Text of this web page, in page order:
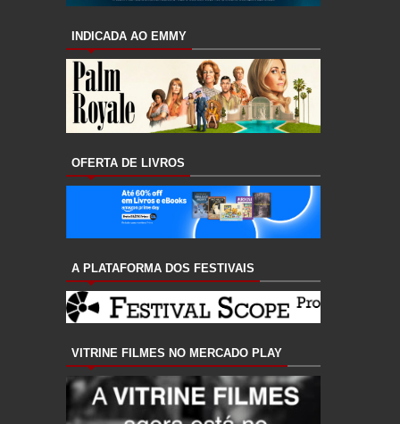
INDICADA AO EMMY
OFERTA DE LIVROS
A PLATAFORMA DOS FESTIVAIS
VITRINE FILMES NO MERCADO PLAY